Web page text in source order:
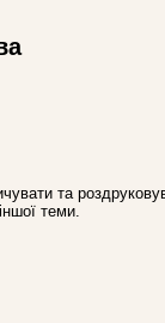
та
теми.